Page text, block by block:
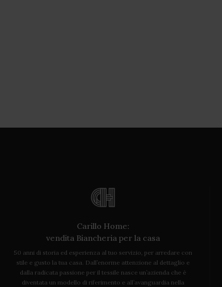
Carillo Home:
vendita Biancheria per la casa
50 anni di storia ed esperienza al tuo servizio, per arredare con
stile e gusto la tua casa. Dall’enorme attenzione al dettaglio e
dalla radicata passione per il tessile nasce un’azienda che è
diventata un modello di riferimento e all’avanguardia nella